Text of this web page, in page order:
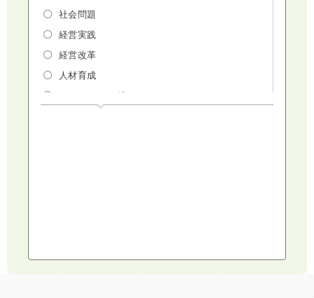
社会問題
経営実践
経営改革
人材育成
マーケティング
コミュニケーション・話し方